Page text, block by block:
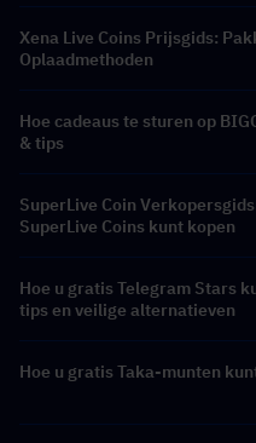
Xena Live Coins Prijsgids:
Oplaadmethoden
Hoe cadeaus te sturen op
& tips
SuperLive Coin
SuperLive Coins kunt kopen
Hoe u gratis Telegram Stars
tips en veilige alternatieven
Hoe u gratis Taka-munten